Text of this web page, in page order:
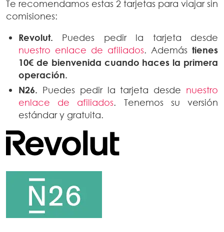
Te recomendamos estas 2 tarjetas para viajar sin
comisiones:
Revolut. Puedes pedir la tarjeta desde
nuestro enlace de afiliados. Además tienes
10€ de bienvenida cuando haces la primera
operación.
N26. Puedes pedir la tarjeta desde nuestro
enlace de afiliados. Tenemos su versión
estándar y gratuita.